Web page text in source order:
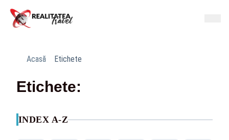
Acasă Etichete
Etichete:
INDEX A-Z